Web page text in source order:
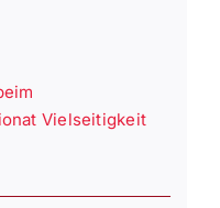
Vielseitigkeit